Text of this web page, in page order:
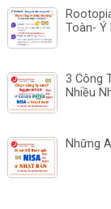
Toàn- Ý
3 Công
Nhiều
Những